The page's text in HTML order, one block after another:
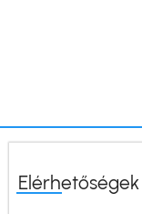
Elérhetőségek